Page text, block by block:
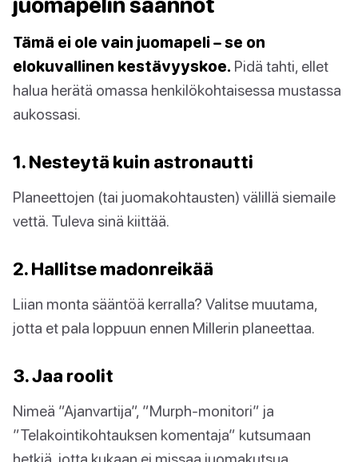
Tämä ei ole vain juomapeli – se on
elokuvallinen kestävyyskoe. Pidä tahti, ellet
halua herätä omassa henkilökohtaisessa mustassa
aukossasi.
1. Nesteytä kuin astronautti
Planeettojen (tai juomakohtausten) välillä siemaile
vettä. Tuleva sinä kiittää.
2. Hallitse madonreikää
Liian monta sääntöä kerralla? Valitse muutama,
jotta et pala loppuun ennen Millerin planeettaa.
3. Jaa roolit
Nimeä ”Ajanvartija”, ”Murph-monitori” ja
”Telakointikohtauksen komentaja” kutsumaan